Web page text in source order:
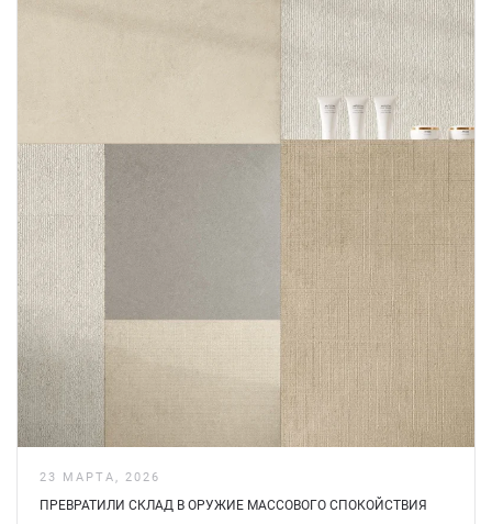
23 МАРТА, 2026
ПРЕВРАТИЛИ СКЛАД В ОРУЖИЕ МАССОВОГО СПОКОЙСТВИЯ